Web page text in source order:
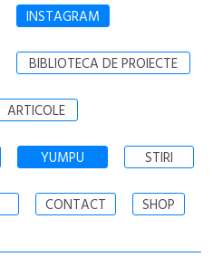
INSTAGRAM
BIBLIOTECA DE PROIECTE
ARTICOLE
YUMPU STIRI
CONTACT SHOP